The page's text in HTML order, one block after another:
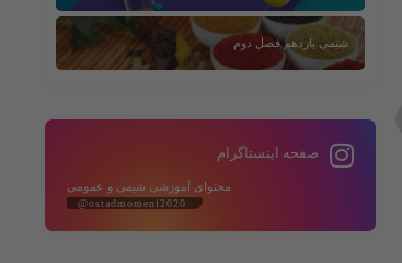
شیمی یازدهم فصل دوم
صفحه اینستاگرام
محتوای آموزشی شیمی و عمومی
@ostadmomeni2020